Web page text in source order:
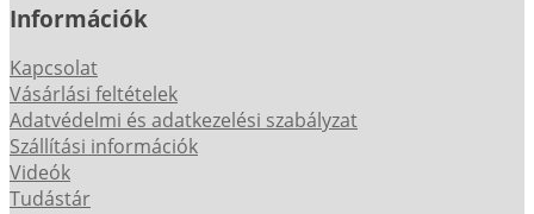
Információk
Kapcsolat
Vásárlási feltételek
Adatvédelmi és adatkezelési szabályzat
Szállítási információk
Videók
Tudástár